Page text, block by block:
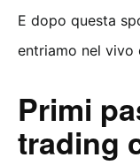
E dopo questa
entriamo nel vivo
Primi
trading